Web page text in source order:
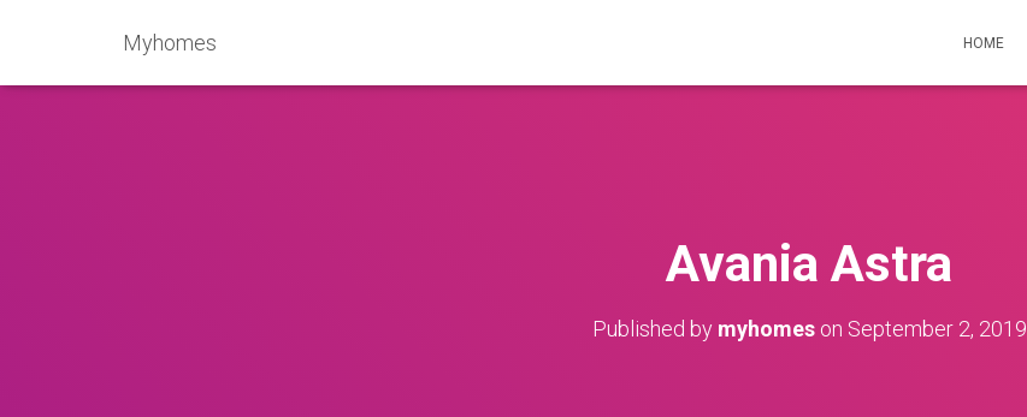
Myhomes HOME
Avania Astra
Published by myhomeson September 2, 2019